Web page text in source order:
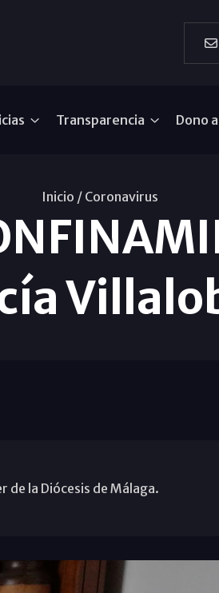
Transparencia Dono
Inicio / Coronavirus
de la Diócesis de Málaga.